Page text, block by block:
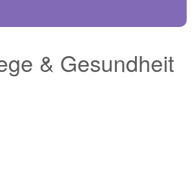
& Gesundheit